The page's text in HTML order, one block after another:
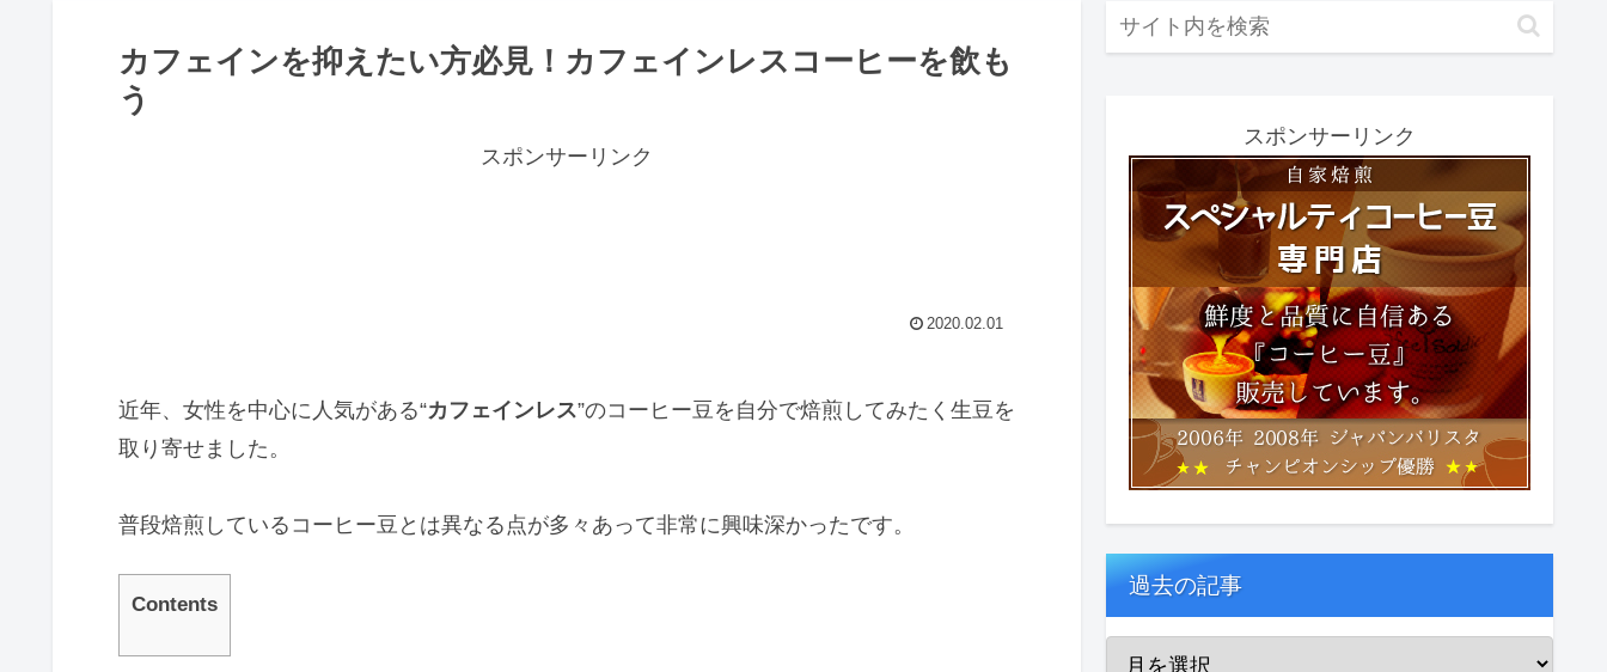
カフェインを抑えたい方必見！カフェインレスコーヒーを飲も
う
スポンサーリンク
2020.02.01
近年、女性を中心に人気がある“カフェインレス”のコーヒー豆を自分で焙煎してみたく生豆を
取り寄せました。
普段焙煎しているコーヒー豆とは異なる点が多々あって非常に興味深かったです。
Contents
スポンサーリンク
過去の記事